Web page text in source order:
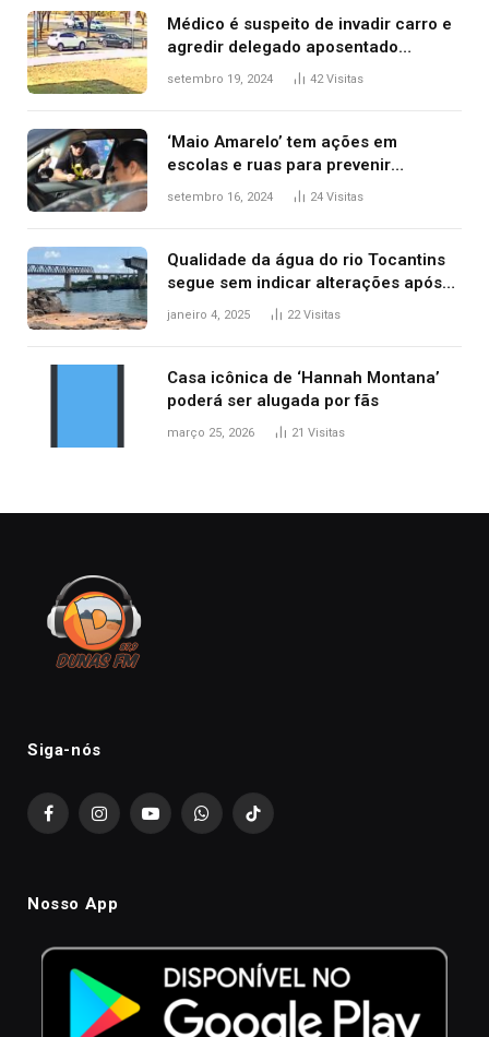
Médico é suspeito de invadir carro e
agredir delegado aposentado
durante confusão no trânsito
setembro 19, 2024 42Visitas
‘Maio Amarelo’ tem ações em
escolas e ruas para prevenir
acidentes no trânsito no AP
setembro 16, 2024 24 Visitas
Qualidade da água do rio Tocantins
segue sem indicar alterações após
desabamento da ponte entre MA e
janeiro 4, 2025 22Visitas
Casa icônica de ‘Hannah Montana’
poderá ser alugada por fãs
março 25, 2026 21 Visitas
Siga-nós
FacebookInstagramYouTubeWhatsAppTikTok
Nosso App